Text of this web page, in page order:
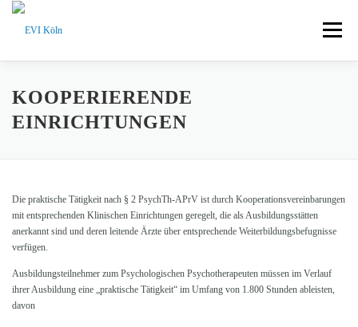
Zum Inhalt springen
Menü
AUSBILDUNG DAUN AUSBILDUNG KÖLN
PATIENTENINFORMATION IMPRESSUM HOME
KOOPERIERENDE
EINRICHTUNGEN
Die praktische Tätigkeit nach § 2 PsychTh-APrV ist durch Kooperationsvereinbarungen
mit entsprechenden Klinischen Einrichtungen geregelt, die als Ausbildungsstätten
anerkannt sind und deren leitende Ärzte über entsprechende Weiterbildungsbefugnisse
verfügen.
Ausbildungsteilnehmer zum Psychologischen Psychotherapeuten müssen im Verlauf
ihrer Ausbildung eine „praktische Tätigkeit“ im Umfang von 1.800 Stunden ableisten,
davon